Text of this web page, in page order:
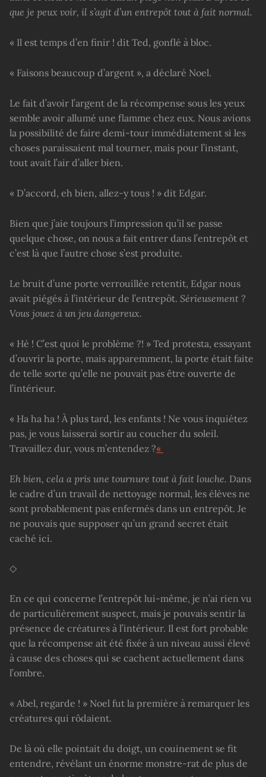
que je peux voir, il s’agit d’un entrepôt tout à fait normal.
« Il est temps d’en finir ! dit Ted, gonflé à bloc.
« Faisons beaucoup d’argent », a déclaré Noel.
Le fait d’avoir l’argent de la récompense sous les yeux
semble avoir allumé une flamme chez eux. Nous avions
la possibilité de faire demi-tour immédiatement si les
choses paraissaient mal tourner, mais pour l’instant,
tout avait l’air d’aller bien.
« D’accord, eh bien, allez-y tous ! » dit Edgar.
Bien que j’aie toujours l’impression qu’il se passe
quelque chose, on nous a fait entrer dans l’entrepôt et
c’est là que l’autre chose s’est produite.
Le bruit d’une porte verrouillée retentit, Edgar nous
avait piégés à l’intérieur de l’entrepôt. Sérieusement ?
Vous jouez à un jeu dangereux.
« Hé ! C’est quoi le problème ?! » Ted protesta, essayant
d’ouvrir la porte, mais apparemment, la porte était faite
de telle sorte qu’elle ne pouvait pas être ouverte de
l’intérieur.
« Ha ha ha ! À plus tard, les enfants ! Ne vous inquiétez
pas, je vous laisserai sortir au coucher du soleil.
Travaillez dur, vous m’entendez ?«
Eh bien, cela a pris une tournure tout à fait louche. Dans
le cadre d’un travail de nettoyage normal, les élèves ne
sont probablement pas enfermés dans un entrepôt. Je
ne pouvais que supposer qu’un grand secret était
caché ici.
◇
En ce qui concerne l’entrepôt lui-même, je n’ai rien vu
de particulièrement suspect, mais je pouvais sentir la
présence de créatures à l’intérieur. Il est fort probable
que la récompense ait été fixée à un niveau aussi élevé
à cause des choses qui se cachent actuellement dans
l’ombre.
« Abel, regarde ! » Noel fut la première à remarquer les
créatures qui rôdaient.
De là où elle pointait du doigt, un couinement se fit
entendre, révélant un énorme monstre-rat de plus de